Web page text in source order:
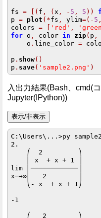
fs = [( f , ( x , - 5 , 5 ))
p = plot (*fs , ylim=(- 5 ,
colors = [ 'red' ,
for o , color in zip( p ,
    o
. line_color =
p . show()
p . save( 'sample2.png' )
入出力結果(Bash、cmd(
Jupyter(IPython))
C:\Users\...>py
2.
    ⎛  2         ⎞
    ⎜ x  + x + 1 ⎟
lim ⎜────────────⎟
x─→∞⎜   2        ⎟
    ⎝- x  + x + 1⎠
-1
    ⎛   2        ⎞